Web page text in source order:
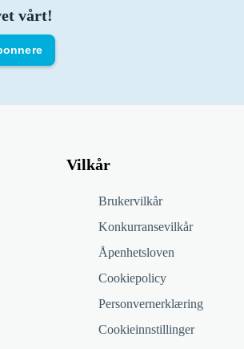
vårt!
Vilkår
Brukervilkår
Konkurransevilkår
Åpenhetsloven
Cookiepolicy
Personvernerklæring
Cookieinnstillinger